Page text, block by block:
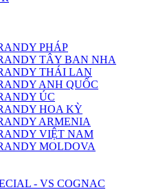
PHÁP
TÂY BAN NHA
THÁI LAN
ANH QUỐC
ÚC
HOA KỲ
ARMENIA
VIỆT NAM
MOLDOVA
- VS COGNAC